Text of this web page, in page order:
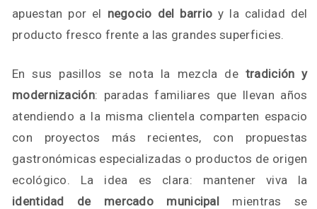
apuestan por el negocio del barrio y la calidad del
producto fresco frente a las grandes superficies.
En sus pasillos se nota la mezcla de tradición y
modernización: paradas familiares que llevan años
atendiendo a la misma clientela comparten espacio
con proyectos más recientes, con propuestas
gastronómicas especializadas o productos de origen
ecológico. La idea es clara: mantener viva la
identidad de mercado municipal mientras se